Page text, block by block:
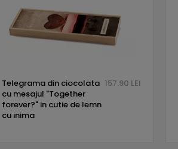
Telegrama din ciocolata
cu mesajul "Together
forever?" in cutie de lemn
cu inima
157.90 LEI